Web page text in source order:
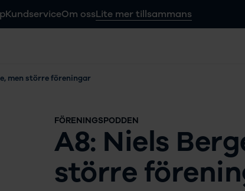
KundserviceOm ossLite mer tillsammans
men större föreningar
FÖRENINGSPODDEN
A8: Niels
större